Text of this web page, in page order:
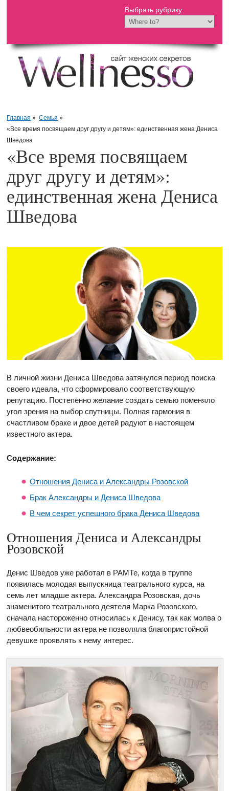
Выбрать рубрику:
Главная » Семья »
«Все время посвящаем друг другу и детям»: единственная жена Дениса
Шведова
«Все время посвящаем
друг другу и детям»:
единственная жена Дениса
Шведова
В личной жизни Дениса Шведова затянулся период поиска
своего идеала, что сформировало соответствующую
репутацию. Постепенно желание создать семью поменяло
угол зрения на выбор спутницы. Полная гармония в
счастливом браке и двое детей радуют в настоящем
известного актера.
Содержание:
Отношения Дениса и Александры Розовской
Брак Александры и Дениса Шведова
В чем секрет успешного брака Дениса Шведова
Отношения Дениса и Александры
Розовской
Денис Шведов уже работал в РАМТе, когда в труппе
появилась молодая выпускница театрального курса, на
семь лет младше актера. Александра Розовская, дочь
знаменитого театрального деятеля Марка Розовского,
сначала настороженно относилась к Денису, так как молва о
любвеобильности актера не позволяла благопристойной
девушке проявлять к нему интерес.